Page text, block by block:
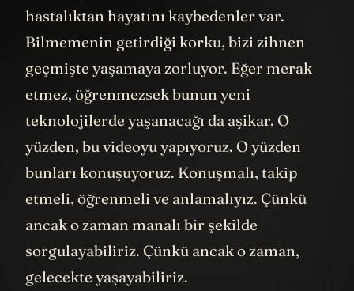
hastalıktan hayatını kaybedenler var.
Bilmemenin getirdiği korku, bizi zihnen
geçmişte yaşamaya zorluyor. Eğer merak
etmez, öğrenmezsek bunun yeni
teknolojilerde yaşanacağı da aşikar. O
yüzden, bu videoyu yapıyoruz. O yüzden
bunları konuşuyoruz. Konuşmalı, takip
etmeli, öğrenmeli ve anlamalıyız. Çünkü
ancak o zaman manalı bir şekilde
sorgulayabiliriz. Çünkü ancak o zaman,
gelecekte yaşayabiliriz.